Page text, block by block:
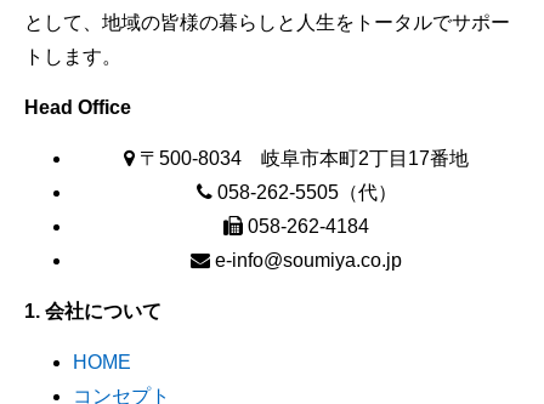
として、地域の皆様の暮らしと人生をトータルでサポー
トします。
Head Office
〒500-8034 岐阜市本町2丁目17番地
058-262-5505（代）
058-262-4184
e-info@soumiya.co.jp
1. 会社について
HOME
コンセプト